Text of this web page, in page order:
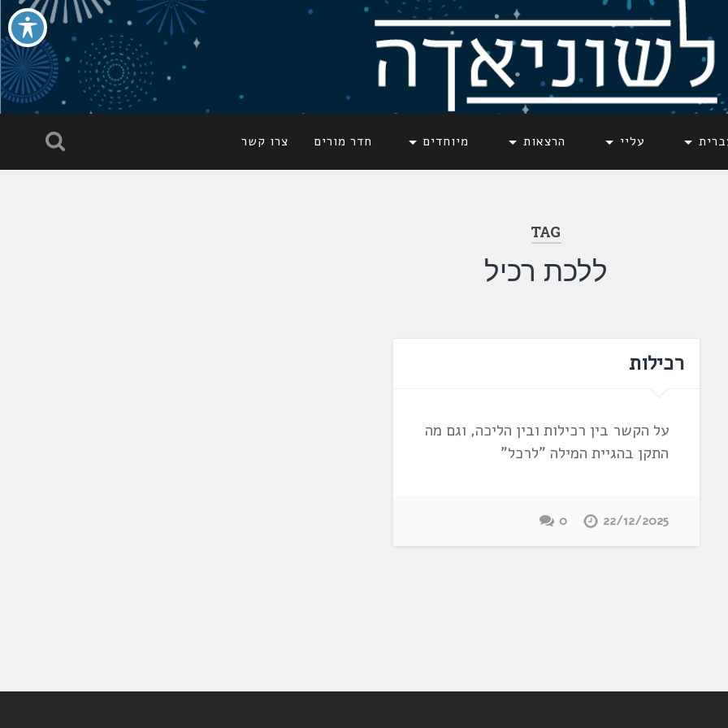
עליי הרצאות מיוחדים חדר מורים צרו קשר
TAG
ללכת רכיל
רכילות
על הקשר בין רכילות ובין הליכה, וגם מה
התקן בהגיית המילה "לרכל"
22/12/2025
0